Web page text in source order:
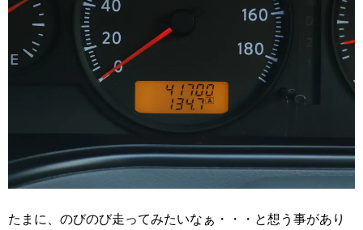
たまに、のびのび走ってみたいなぁ・・・と想う事があり